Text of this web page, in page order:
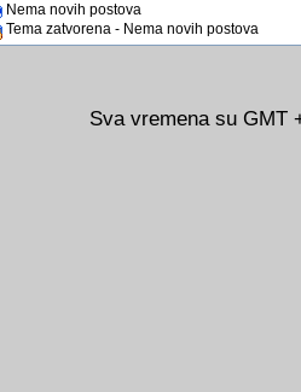
Nema novih postova
Tema zatvorena - Nema novih postova
Sva vremena su GMT